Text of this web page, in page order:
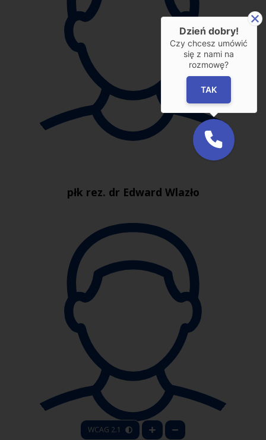
płk rez. dr Edward Wlazło
WCAG 2.1
Dzień dobry!
Czy chcesz umówić
się z nami na
rozmowę?
TAK